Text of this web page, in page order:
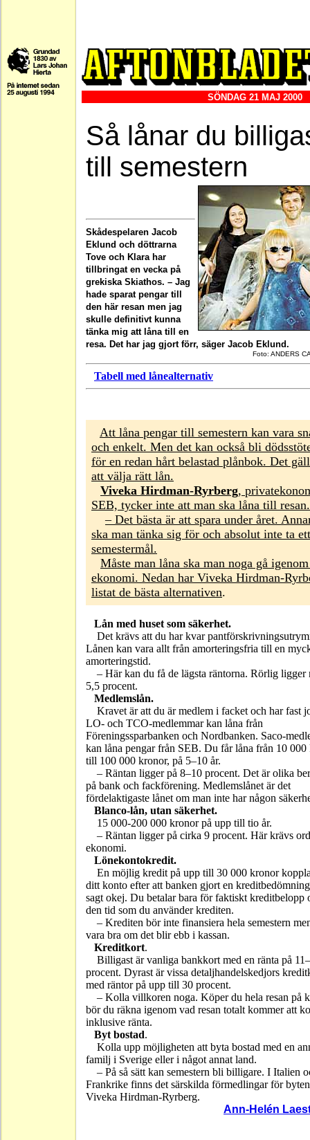
SÖNDAG 21 MAJ 2000
Så lånar du
till semestern
Skådespelaren Jacob
Eklund och döttrarna
Tove och Klara har
tillbringat en vecka på
grekiska Skiathos. – Jag
hade sparat pengar till
den här resan men jag
skulle definitivt kunna
tänka mig att låna till en
resa. Det har jag gjort förr, säger Jacob Eklund.
Foto: ANDERS
Tabell med lånealternativ
Att låna pengar till semestern kan vara
och enkelt. Men det kan också bli
för en redan hårt belastad plånbok. Det
att välja rätt lån.
Viveka Hirdman-Ryrberg,
SEB, tycker inte att man ska låna till resan.
– Det bästa är att spara under året.
ska man tänka sig för och absolut inte ta
semestermål.
Måste man låna ska man noga gå
ekonomi. Nedan har Viveka Hirdman-
listat de bästa alternativen.
Lån med huset som säkerhet.
Det krävs att du har kvar
Lånen kan vara allt från amorteringsfria till en
amorteringstid.
– Här kan du få de lägsta räntorna. Rörlig ligger
5,5 procent.
Medlemslån.
Kravet är att du är medlem i facket och har fast
LO- och TCO-medlemmar kan låna från
Föreningssparbanken och Nordbanken. Saco-
kan låna pengar från SEB. Du får låna från 10 000
till 100 000 kronor, på 5–10 år.
– Räntan ligger på 8–10 procent. Det är olika
på bank och fackförening. Medlemslånet är det
fördelaktigaste lånet om man inte har någon
Blanco-lån, utan säkerhet.
15 000-200 000 kronor på upp till tio år.
– Räntan ligger på cirka 9 procent. Här krävs
ekonomi.
Lönekontokredit.
En möjlig kredit på upp till 30 000 kronor
ditt konto efter att banken gjort en
sagt okej. Du betalar bara för faktiskt kreditbelopp
den tid som du använder krediten.
– Krediten bör inte finansiera hela semestern
vara bra om det blir ebb i kassan.
Kreditkort.
Billigast är vanliga bankkort med en ränta på
procent. Dyrast är vissa detaljhandelskedjors
med räntor på upp till 30 procent.
– Kolla villkoren noga. Köper du hela resan på
bör du räkna igenom vad resan totalt kommer att
inklusive ränta.
Byt bostad.
Kolla upp möjligheten att byta bostad med en
familj i Sverige eller i något annat land.
– På så sätt kan semestern bli billigare. I Italien
Frankrike finns det särskilda förmedlingar för
Viveka Hirdman-Ryrberg.
Ann-Helén